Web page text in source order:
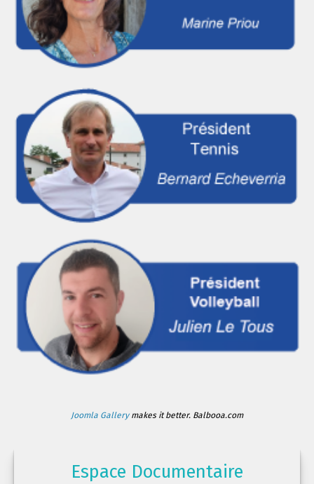
Joomla Gallerymakes it better. Balbooa.com
Espace Documentaire